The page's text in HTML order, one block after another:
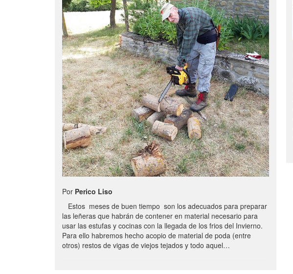
Por Perico Liso
Estos meses de buen tiempo son los adecuados para preparar
las leñeras que habrán de contener en material necesario para
usar las estufas y cocinas con la llegada de los frios del Invierno.
Para ello habremos hecho acopio de material de poda (entre
otros) restos de vigas de viejos tejados y todo aquel…